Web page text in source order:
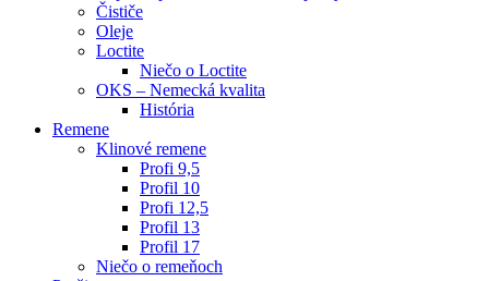
Čističe
Oleje
Loctite
Niečo o Loctite
OKS – Nemecká kvalita
História
Remene
Klinové remene
Profi 9,5
Profil 10
Profi 12,5
Profil 13
Profil 17
Niečo o remeňoch